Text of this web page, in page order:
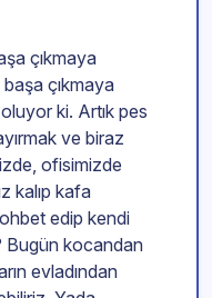
çıkmaya
başa çıkmaya
ki. Artık pes
ve biraz
ofisimizde
kalıp kafa
edip kendi
Bugün kocandan
evladından